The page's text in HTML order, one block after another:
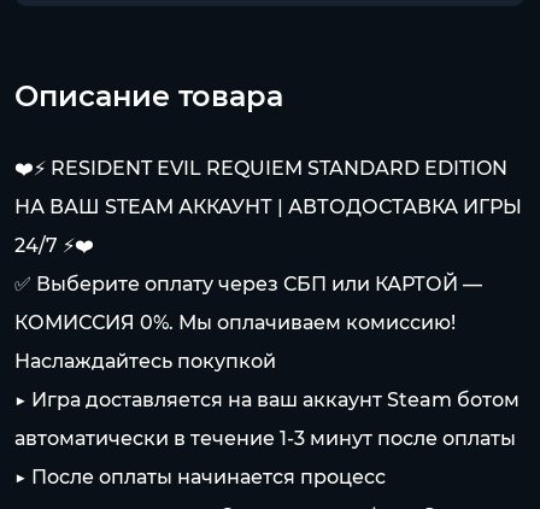
Описание товара
❤️⚡️ RESIDENT EVIL REQUIEM STANDARD EDITION
НА ВАШ STEAM АККАУНТ | АВТОДОСТАВКА ИГРЫ
24/7 ⚡️❤️
✅ Выберите оплату через СБП или КАРТОЙ —
КОМИССИЯ 0%. Мы оплачиваем комиссию!
Наслаждайтесь покупкой
▶️ Игра доставляется на ваш аккаунт Steam ботом
автоматически в течение 1-3 минут после оплаты
▶️ После оплаты начинается процесс